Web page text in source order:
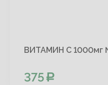
ВИТАМИН С 1000мг
375